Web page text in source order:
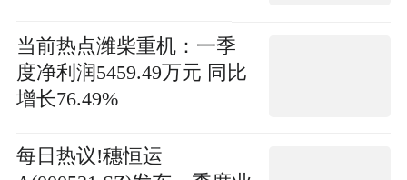
当前热点潍柴重机：一季
度净利润5459.49万元 同比
增长76.49%
每日热议!穗恒运